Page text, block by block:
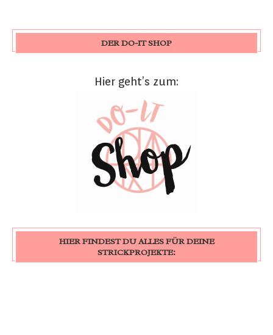
DER DO-IT SHOP
Hier geht’s zum:
HIER FINDEST DU ALLES FÜR DEINE
STRICKPROJEKTE: